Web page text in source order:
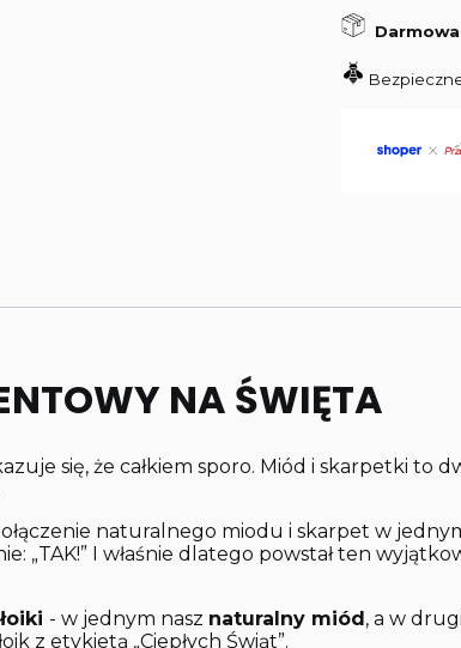
NA ŚWIĘTA
się, że całkiem sporo. Miód i skarpetki
naturalnego miodu i skarpet w
„TAK!” I właśnie dlatego powstał ten
- w jednym nasz naturalny miód, a w
z etykietą „Ciepłych Świąt”.